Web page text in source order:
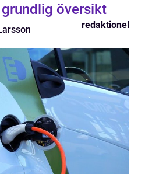
översikt
redaktionel